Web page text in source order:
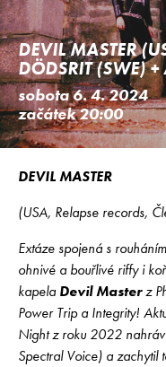
DEVIL MASTER
DÖDSRIT (SWE)
sobota 6. 4. 2024
začátek 20:00
DEVIL MASTER
(USA, Relapse records,
Extáze spojená s
ohnivé a bouřlivé riffy i
kapelaDevil Masterz
Power Trip a Integrity!
Night z roku 2022
Spectral Voice) a